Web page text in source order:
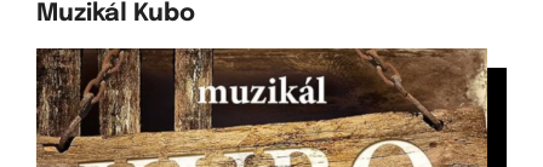
Muzikál Kubo